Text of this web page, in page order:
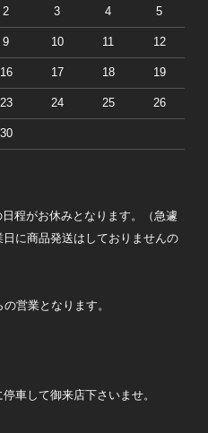
2 3 4 5
9 10 11 12
16 17 18 19
23 24 25 26
30
程がお休みとなります。（急遽
に商品発送はしておりませんの
営業となります。
車して御来店下さいませ。